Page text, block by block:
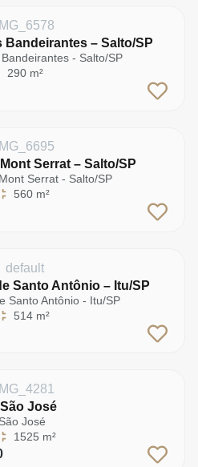
– Salto/SP
- Salto/SP
290 m²
Serrat – Salto/SP
Serrat - Salto/SP
560 m²
Santo Antônio – Itu/SP
Santo Antônio - Itu/SP
514 m²
José
José
1525 m²